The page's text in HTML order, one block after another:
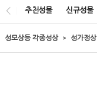
추천성물 신규성물
성모상등 각종성상 성가정상